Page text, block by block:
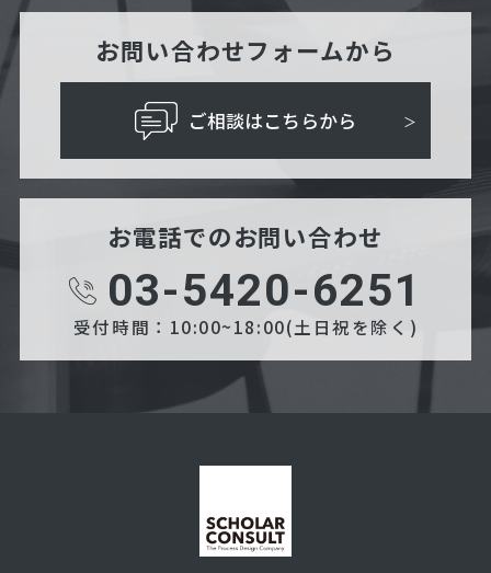
お問い合わせフォームから
ご相談はこちらから
お電話でのお問い合わせ
03-5420-6251
受付時間：10:00~18:00(土日祝を除く)